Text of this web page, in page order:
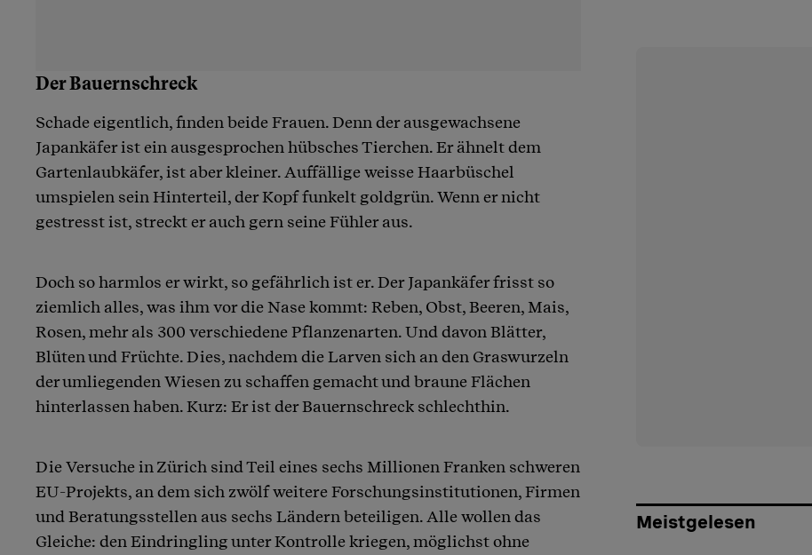
Der Bauernschreck
Schade eigentlich, finden beide Frauen. Denn der ausgewachsene
Japankäfer ist ein ausgesprochen hübsches Tierchen. Er ähnelt dem
Gartenlaubkäfer, ist aber kleiner. Auffällige weisse Haarbüschel
umspielen sein Hinterteil, der Kopf funkelt goldgrün. Wenn er nicht
gestresst ist, streckt er auch gern seine Fühler aus.
Doch so harmlos er wirkt, so gefährlich ist er. Der Japankäfer frisst so
ziemlich alles, was ihm vor die Nase kommt: Reben, Obst, Beeren, Mais,
Rosen, mehr als 300 verschiedene Pflanzenarten. Und davon Blätter,
Blüten und Früchte. Dies, nachdem die Larven sich an den Graswurzeln
der umliegenden Wiesen zu schaffen gemacht und braune Flächen
hinterlassen haben. Kurz: Er ist der Bauernschreck schlechthin.
Die Versuche in Zürich sind Teil eines sechs Millionen Franken schweren
EU-Projekts, an dem sich zwölf weitere Forschungsinstitutionen, Firmen
und Beratungsstellen aus sechs Ländern beteiligen. Alle wollen das
Gleiche: den Eindringling unter Kontrolle kriegen, möglichst ohne
Meistgelesen